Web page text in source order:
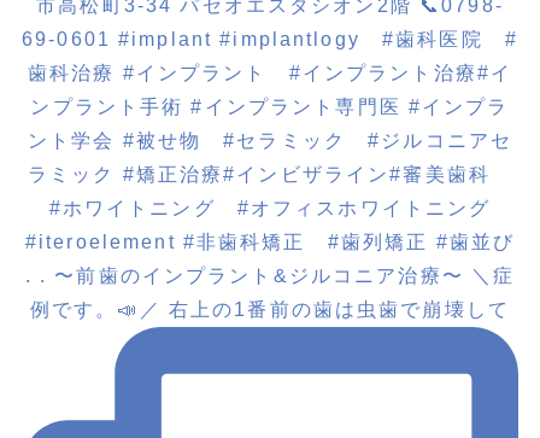
. . 〜前歯のインプラント&ジルコニア治療〜 ＼症
例です。📣／ 右上の1番前の歯は虫歯で崩壊して